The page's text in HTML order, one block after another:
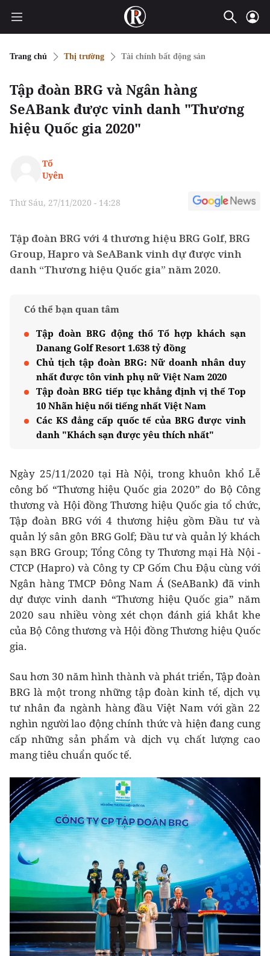
Trang chủ Thị trường Tài chính bất động sản
Tập đoàn BRG và Ngân hàng
SeABank được vinh danh "Thương
hiệu Quốc gia 2020"
Tố
Uyên
Thứ Sáu, 27/11/2020 - 14:28
Tập đoàn BRG với 4 thương hiệu BRG Golf, BRG
Group, Hapro và SeABank vinh dự được vinh
danh “Thương hiệu Quốc gia” năm 2020.
Có thể bạn quan tâm
Tập đoàn BRG động thổ Tổ hợp khách sạn
Danang Golf Resort 1.638 tỷ đồng
Chủ tịch tập đoàn BRG: Nữ doanh nhân duy
nhất được tôn vinh phụ nữ Việt Nam 2020
Tập đoàn BRG tiếp tục khẳng định vị thế Top
10 Nhãn hiệu nổi tiếng nhất Việt Nam
Các KS đẳng cấp quốc tế của BRG được vinh
danh "Khách sạn được yêu thích nhất"
Ngày 25/11/2020 tại Hà Nội, trong khuôn khổ Lễ
công bố “Thương hiệu Quốc gia 2020” do Bộ Công
thương và Hội đồng Thương hiệu Quốc gia tổ chức,
Tập đoàn BRG với 4 thương hiệu gồm Đầu tư và
quản lý sân gôn BRG Golf; Đầu tư và quản lý khách
sạn BRG Group; Tổng Công ty Thương mại Hà Nội -
CTCP (Hapro) và Công ty CP Gốm Chu Đậu cùng với
Ngân hàng TMCP Đông Nam Á (SeABank) đã vinh
dự được vinh danh “Thương hiệu Quốc gia” năm
2020 sau nhiều vòng xét chọn đánh giá khắt khe
của Bộ Công thương và Hội đồng Thương hiệu Quốc
gia.
Sau hơn 30 năm hình thành và phát triển, Tập đoàn
BRG là một trong những tập đoàn kinh tế, dịch vụ
tư nhân đa ngành hàng đầu Việt Nam với gần 22
nghìn người lao động chính thức và hiện đang cung
cấp những sản phẩm và dịch vụ chất lượng cao
mang tiêu chuẩn quốc tế.